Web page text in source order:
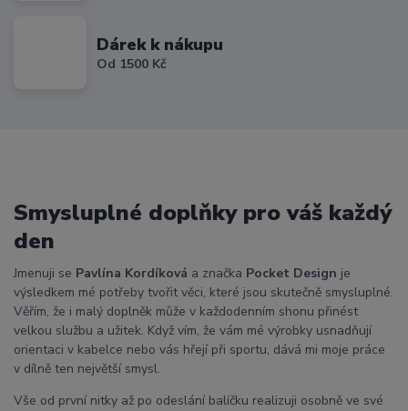
Dárek k nákupu
Od 1500 Kč
Smysluplné doplňky pro váš každý
den
Jmenuji se Pavlína Kordíková a značka Pocket Design je
výsledkem mé potřeby tvořit věci, které jsou skutečně smysluplné.
Věřím, že i malý doplněk může v každodenním shonu přinést
velkou službu a užitek. Když vím, že vám mé výrobky usnadňují
orientaci v kabelce nebo vás hřejí při sportu, dává mi moje práce
v dílně ten největší smysl.
Vše od první nitky až po odeslání balíčku realizuji osobně ve své